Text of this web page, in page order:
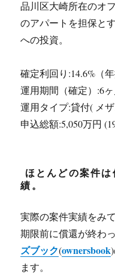
品川区大崎所在のオ
のアパートを担保と
への投資。
確定利回り:14.6%（年
運用期間（確定）:6ヶ
運用タイプ:貸付( メ
申込総額:5,050万円
ほとんどの案件
績。
実際の案件実績をみ
期限前に償還が終わ
ズブック(ownersbook
ます。